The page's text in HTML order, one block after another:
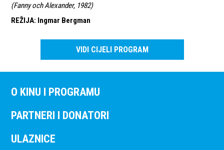
(Fanny och Alexander, 1982)
REŽIJA: Ingmar Bergman
VIDI CIJELI PROGRAM
O KINU I PROGRAMU
PARTNERI I DONATORI
ULAZNICE